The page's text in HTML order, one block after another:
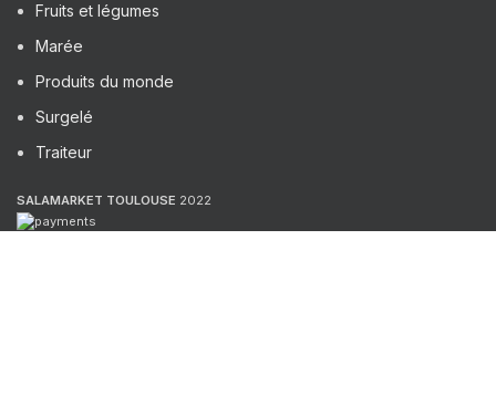
Fruits et légumes
Marée
Produits du monde
Surgelé
Traiteur
SALAMARKET TOULOUSE 2022